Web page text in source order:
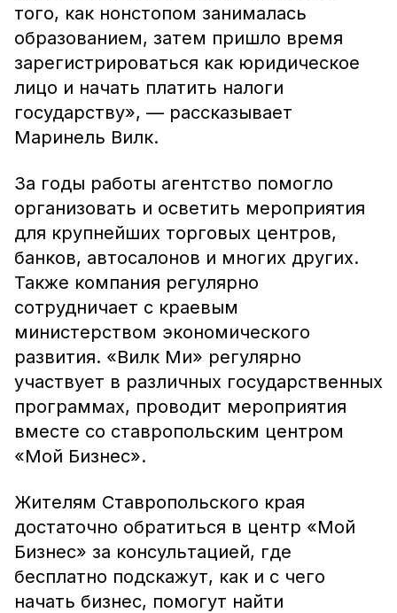
того, как нонстопом занималась
образованием, затем пришло время
зарегистрироваться как юридическое
лицо и начать платить налоги
государству», — рассказывает
Маринель Вилк.
За годы работы агентство помогло
организовать и осветить мероприятия
для крупнейших торговых центров,
банков, автосалонов и многих других.
Также компания регулярно
сотрудничает с краевым
министерством экономического
развития. «Вилк Ми» регулярно
участвует в различных государственных
программах, проводит мероприятия
вместе со ставропольским центром
«Мой Бизнес».
Жителям Ставропольского края
достаточно обратиться в центр «Мой
Бизнес» за консультацией, где
бесплатно подскажут, как и с чего
начать бизнес, помогут найти